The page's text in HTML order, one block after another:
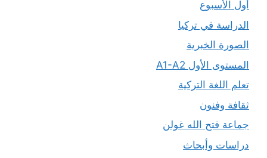
أول الأسبوع
الدراسة في تركيا
الصورة الخبرية
المستوى الأول A1-A2
تعلم اللغة التركية
ثقافة وفنون
جماعة فتح الله غولن
دراسات وأبحاث